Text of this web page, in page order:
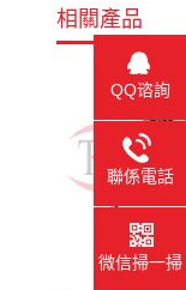
相關產品
CLM型鏈
QQ谘詢
聯係電話
微信掃一掃